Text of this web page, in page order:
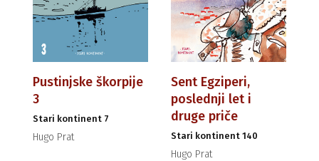
Pustinjske škorpije
3
Stari kontinent 7
Hugo Prat
Sent Egziperi,
poslednji let i
druge priče
Stari kontinent 140
Hugo Prat